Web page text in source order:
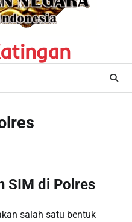
SIM di Polres
salah satu bentuk